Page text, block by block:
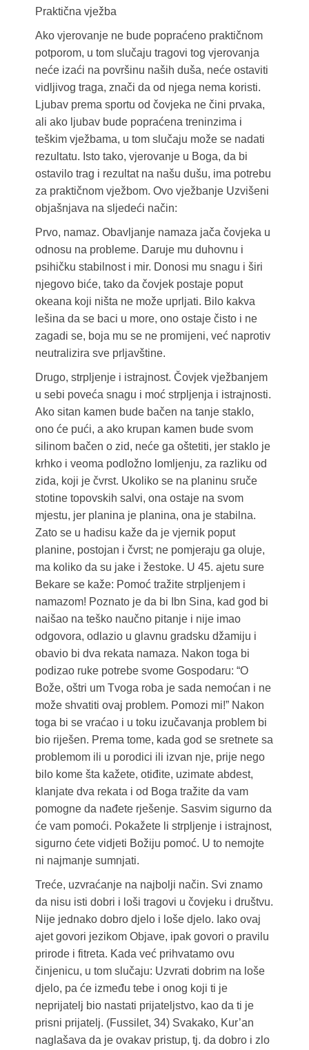
Praktična vježba
Ako vjerovanje ne bude popraćeno praktičnom
potporom, u tom slučaju tragovi tog vjerovanja
neće izaći na površinu naših duša, neće ostaviti
vidljivog traga, znači da od njega nema koristi.
Ljubav prema sportu od čovjeka ne čini prvaka,
ali ako ljubav bude popraćena treninzima i
teškim vježbama, u tom slučaju može se nadati
rezultatu. Isto tako, vjerovanje u Boga, da bi
ostavilo trag i rezultat na našu dušu, ima potrebu
za praktičnom vježbom. Ovo vježbanje Uzvišeni
objašnjava na sljedeći način:
Prvo, namaz. Obavljanje namaza jača čovjeka u
odnosu na probleme. Daruje mu duhovnu i
psihičku stabilnost i mir. Donosi mu snagu i širi
njegovo biće, tako da čovjek postaje poput
okeana koji ništa ne može uprljati. Bilo kakva
lešina da se baci u more, ono ostaje čisto i ne
zagadi se, boja mu se ne promijeni, već naprotiv
neutralizira sve prljavštine.
Drugo, strpljenje i istrajnost. Čovjek vježbanjem
u sebi poveća snagu i moć strpljenja i istrajnosti.
Ako sitan kamen bude bačen na tanje staklo,
ono će pući, a ako krupan kamen bude svom
silinom bačen o zid, neće ga oštetiti, jer staklo je
krhko i veoma podložno lomljenju, za razliku od
zida, koji je čvrst. Ukoliko se na planinu sruče
stotine topovskih salvi, ona ostaje na svom
mjestu, jer planina je planina, ona je stabilna.
Zato se u hadisu kaže da je vjernik poput
planine, postojan i čvrst; ne pomjeraju ga oluje,
ma koliko da su jake i žestoke. U 45. ajetu sure
Bekare se kaže: Pomoć tražite strpljenjem i
namazom! Poznato je da bi Ibn Sina, kad god bi
naišao na teško naučno pitanje i nije imao
odgovora, odlazio u glavnu gradsku džamiju i
obavio bi dva rekata namaza. Nakon toga bi
podizao ruke potrebe svome Gospodaru: “O
Bože, oštri um Tvoga roba je sada nemoćan i ne
može shvatiti ovaj problem. Pomozi mi!” Nakon
toga bi se vraćao i u toku izučavanja problem bi
bio riješen. Prema tome, kada god se sretnete sa
problemom ili u porodici ili izvan nje, prije nego
bilo kome šta kažete, otiđite, uzimate abdest,
klanjate dva rekata i od Boga tražite da vam
pomogne da nađete rješenje. Sasvim sigurno da
će vam pomoći. Pokažete li strpljenje i istrajnost,
sigurno ćete vidjeti Božiju pomoć. U to nemojte
ni najmanje sumnjati.
Treće, uzvraćanje na najbolji način. Svi znamo
da nisu isti dobri i loši tragovi u čovjeku i društvu.
Nije jednako dobro djelo i loše djelo. Iako ovaj
ajet govori jezikom Objave, ipak govori o pravilu
prirode i fitreta. Kada već prihvatamo ovu
činjenicu, u tom slučaju: Uzvrati dobrim na loše
djelo, pa će između tebe i onog koji ti je
neprijatelj bio nastati prijateljstvo, kao da ti je
prisni prijatelj. (Fussilet, 34) Svakako, Kur’an
naglašava da je ovakav pristup, tj. da dobro i zlo